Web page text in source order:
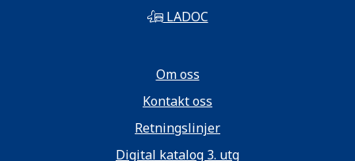
LADOC
Om oss
Kontakt oss
Retningslinjer
Digital katalog 3. utg